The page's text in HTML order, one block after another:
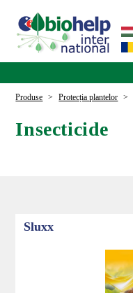
Produse > Protecția plantelor >
Insecticide
Sluxx